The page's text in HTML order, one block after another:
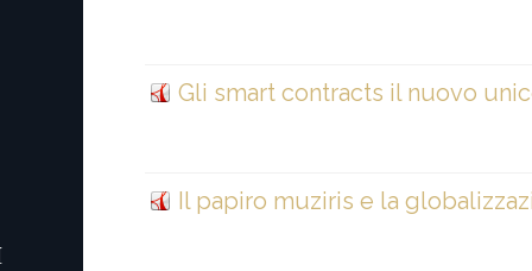
Gli smart contracts il nuovo
Il papiro muziris e la